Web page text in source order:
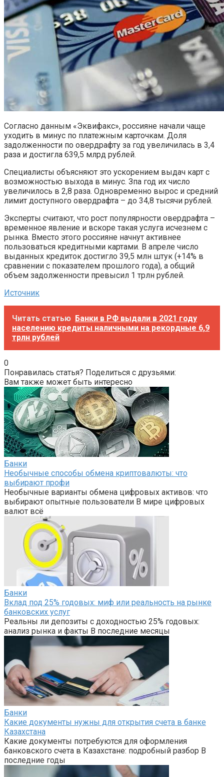
Согласно данным «Эквифакс», россияне начали чаще
уходить в минус по платежным карточкам. Доля
задолженности по овердрафту за год увеличилась в 3,4
раза и достигла 639,5 млрд рублей.
Специалисты объясняют это ускорением выдач карт с
возможностью выхода в минус. Зпа год их число
увеличилось в 2,8 раза. Одновременно вырос и средний
лимит доступного овердрафта – до 34,8 тысячи рублей.
Эксперты считают, что рост популярности овердрафта –
временное явление и вскоре такая услуга исчезнем с
рынка. Вместо этого россияне начнут активнее
пользоваться кредитными картами. В апреле число
выданных кредиток достигло 39,5 млн штук (+14% в
сравнении с показателем прошлого года), а общий
объем задолженности превысил 1 трлн рублей.
Источник
Читать статью Банки в РФ выдали в 2021 году
населению кредиты наличными на рекордные 6,9
трлн рублей
0
Понравилась статья? Поделиться с друзьями:
Вам также может быть интересно
Банки
Необычные способы обмена криптовалюты: что
выбирают профи
Необычные варианты обмена цифровых активов: что
выбирают опытные пользователи В мире цифровых
валют всё
Банки
Вклад под 25% годовых: миф или реальность на рынке
банковских услуг
Реальны ли депозиты с доходностью 25% годовых:
анализ рынка и факты В последние месяцы
Банки
Какие документы нужны для открытия счета в банке
Казахстана
Какие документы потребуются для оформления
банковского счета в Казахстане: подробный разбор В
последние годы